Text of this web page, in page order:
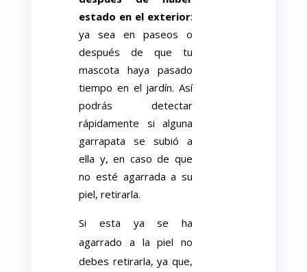
estado en el exterior:
ya sea en paseos o
después de que tu
mascota haya pasado
tiempo en el jardín. Así
podrás detectar
rápidamente si alguna
garrapata se subió a
ella y, en caso de que
no esté agarrada a su
piel, retirarla.
Si esta ya se ha
agarrado a la piel no
debes retirarla, ya que,